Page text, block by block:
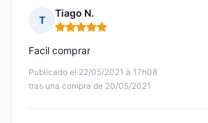
T
Tiago N.
Nota: 5 de 5
Publicado el 22/05/2021 à 17h08
tras una compra de 20/05/2021
Facil comprar